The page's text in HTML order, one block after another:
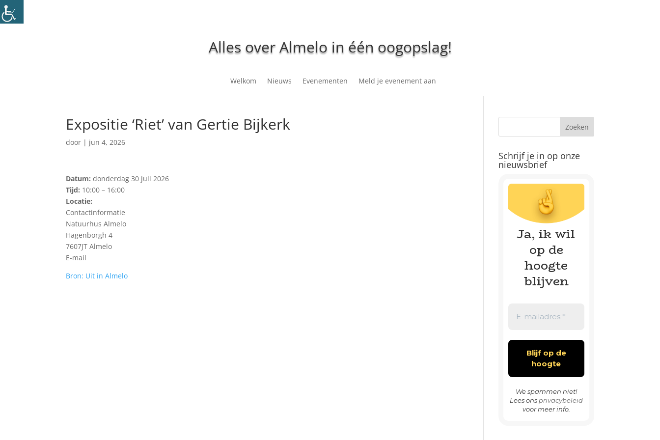
Alles over Almelo in één oogopslag!
Welkom Nieuws Evenementen Meld je evenement aan
Expositie ‘Riet’ van Gertie Bijkerk
door | jun 4, 2026
Datum: donderdag 30 juli 2026
Tijd: 10:00 – 16:00
Locatie:
Contactinformatie
Natuurhus Almelo
Hagenborgh 4
7607JT Almelo
E-mail
Bron: Uit in Almelo
Schrijf je in op onze
nieuwsbrief
Ja, ik wil
op de
hoogte
blijven
We spammen niet!
Lees ons privacybeleid
voor meer info.